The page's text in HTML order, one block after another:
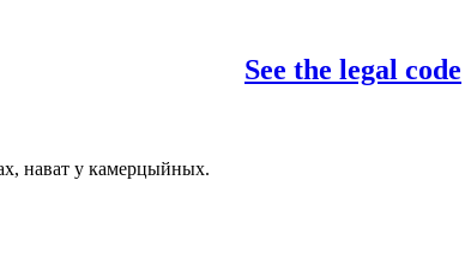
See the legal code
нават у камерцыйных.